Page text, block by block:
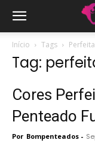
Início Tags
Tag:
Cores
Penteado
Por Bompenteados -